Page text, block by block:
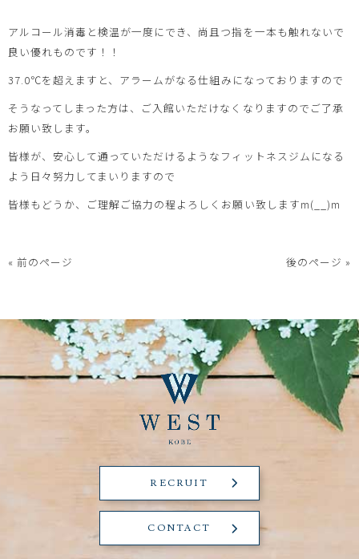
アルコール消毒と検温が一度にでき、尚且つ指を一本も触れないで
良い優れものです！！
37.0℃を超えますと、アラームがなる仕組みになっておりますので
そうなってしまった方は、ご入館いただけなくなりますのでご了承
お願い致します。
皆様が、安心して通っていただけるようなフィットネスジムになる
よう日々努力してまいりますので
皆様もどうか、ご理解ご協力の程よろしくお願い致しますm(__)m
« 前のページ 後のページ »
RECRUIT
CONTACT